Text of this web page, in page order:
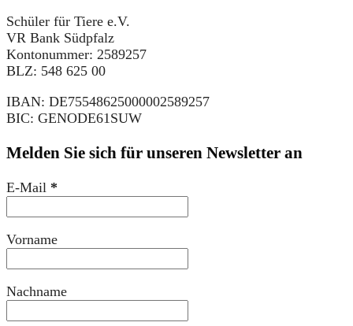
Schüler für Tiere e.V.
VR Bank Südpfalz
Kontonummer: 2589257
BLZ: 548 625 00
IBAN: DE75548625000002589257
BIC: GENODE61SUW
Melden Sie sich für unseren Newsletter an
E-Mail *
Vorname
Nachname